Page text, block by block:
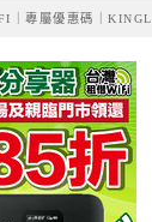
｜專屬優惠碼｜